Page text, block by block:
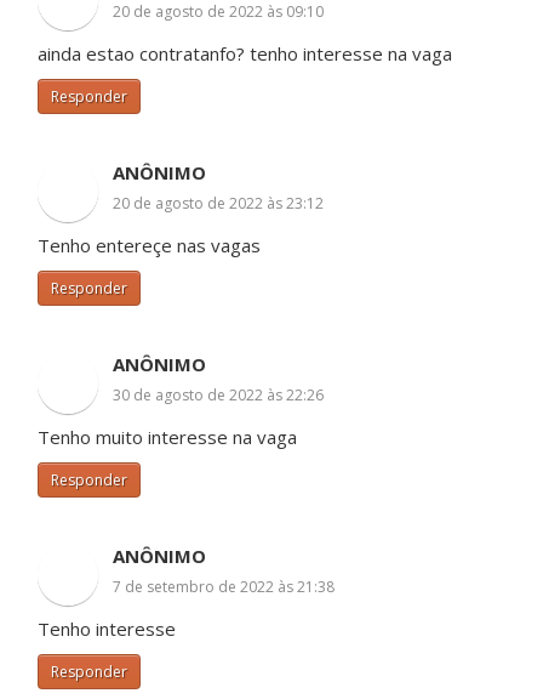
20 de agosto de 2022 às 09:10
ainda estao contratanfo? tenho interesse na vaga
Responder
ANÔNIMO
20 de agosto de 2022 às 23:12
Tenho entereçe nas vagas
Responder
ANÔNIMO
30 de agosto de 2022 às 22:26
Tenho muito interesse na vaga
Responder
ANÔNIMO
7 de setembro de 2022 às 21:38
Tenho interesse
Responder